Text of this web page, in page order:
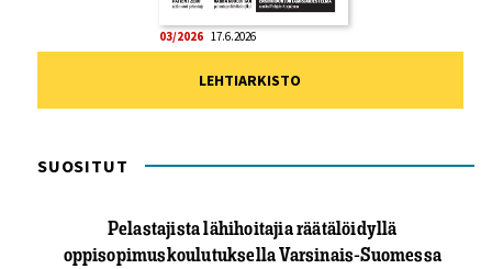
03/2026 17.6.2026
LEHTIARKISTO
SUOSITUT
Pelastajista lähihoitajia räätälöidyllä
oppisopimuskoulutuksella Varsinais-Suomessa